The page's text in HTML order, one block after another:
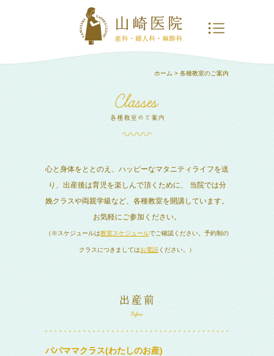
ホーム > 各種教室のご案内
心と身体をととのえ、ハッピーなマタニティライフを送
り、出産後は育児を楽しんで頂くために、
当院では分
娩クラスや両親学級など、各種教室を開講しています。
お気軽にご参加ください。
（※スケジュールは教室スケジュールでご確認ください。予約制の
クラスにつきましてはお電話ください。）
パパママクラス(わたしのお産)